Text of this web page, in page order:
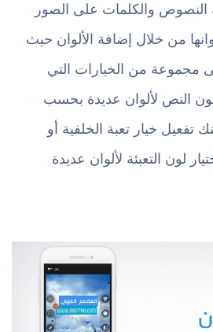
النصوص والكلمات على الصور
من خلال إضافة الألوان حيث
مجموعة من الخيارات التي
النص لألوان عديدة بحسب
تفعيل خيار تعبة الخلفية أو
لون التعبئة لألوان عديدة